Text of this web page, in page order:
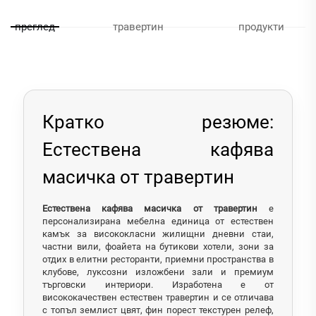
преглед травертин продукти
Кратко резюме:
Естествена кафява
масичка от травертин
Естествена кафява масичка от травертин е
персонализирана мебелна единица от естествен
камък за висококласни жилищни дневни стаи,
частни вили, фоайета на бутикови хотели, зони за
отдих в елитни ресторанти, приемни пространства в
клубове, луксозни изложбени зали и премиум
търговски интериори. Изработена е от
висококачествен естествен травертин и се отличава
с топъл землист цвят, фин порест текстурен релеф,